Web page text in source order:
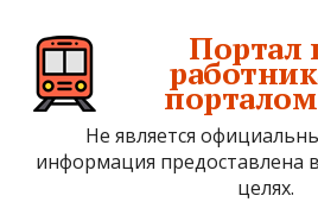
Не является
информация предоставлена
целях.